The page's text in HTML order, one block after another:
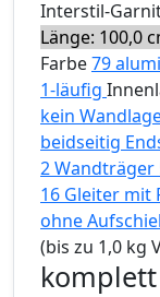
Interstil-
Länge: 100,0
Farbe79
1-läufig
kein
beidseitig
2 Wandträger
16 Gleiter mit
ohne
(bis zu 1,0 kg
komplett